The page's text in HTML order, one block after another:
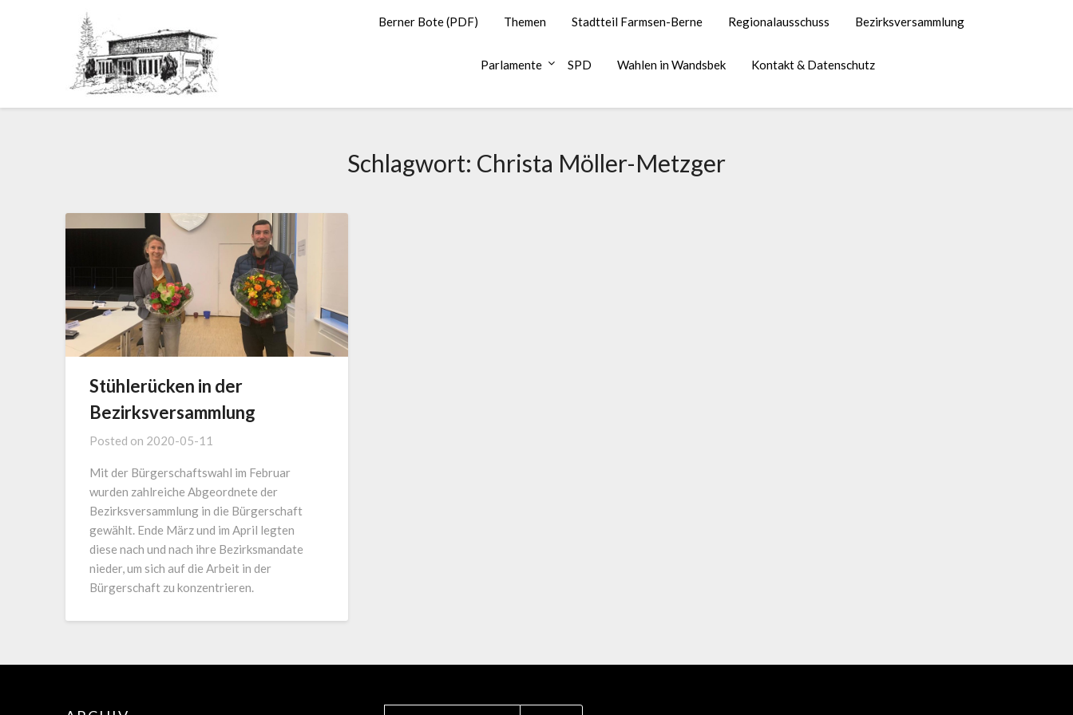
Berner Bote (PDF) Themen Stadtteil Farmsen-Berne Regionalausschuss Bezirksversammlung
Parlamente SPD Wahlen in Wandsbek Kontakt & Datenschutz
Schlagwort: Christa Möller-Metzger
Stühlerücken in der
Bezirksversammlung
Posted on 2020-05-11
Mit der Bürgerschaftswahl im Februar
wurden zahlreiche Abgeordnete der
Bezirksversammlung in die Bürgerschaft
gewählt. Ende März und im April legten
diese nach und nach ihre Bezirksmandate
nieder, um sich auf die Arbeit in der
Bürgerschaft zu konzentrieren.